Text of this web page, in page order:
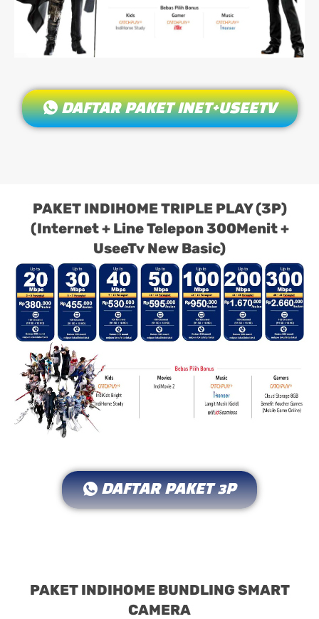
DAFTAR PAKET INET+USEETV
PAKET INDIHOME TRIPLE PLAY (3P)
(Internet + Line Telepon 300Menit +
UseeTv New Basic)
DAFTAR PAKET 3P
PAKET INDIHOME BUNDLING SMART
CAMERA